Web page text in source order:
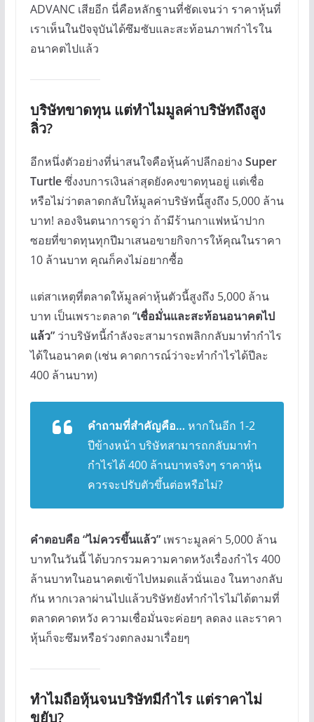
ADVANC เสียอีก นี่คือหลักฐานที่ชัดเจนว่า ราคาหุ้นที่
เราเห็นในปัจจุบันได้ซึมซับและสะท้อนภาพกำไรใน
อนาคตไปแล้ว
บริษัทขาดทุน แต่ทำไมมูลค่าบริษัทถึงสูง
ลิ่ว?
อีกหนึ่งตัวอย่างที่น่าสนใจคือหุ้นค้าปลีกอย่าง Super
Turtleซึ่งงบการเงินล่าสุดยังคงขาดทุนอยู่ แต่เชื่อ
หรือไม่ว่าตลาดกลับให้มูลค่าบริษัทนี้สูงถึง 5,000 ล้าน
บาท! ลองจินตนาการดูว่า ถ้ามีร้านกาแฟหน้าปาก
ซอยที่ขาดทุนทุกปีมาเสนอขายกิจการให้คุณในราคา
10 ล้านบาท คุณก็คงไม่อยากซื้อ
แต่สาเหตุที่ตลาดให้มูลค่าหุ้นตัวนี้สูงถึง 5,000 ล้าน
บาท เป็นเพราะตลาด“เชื่อมั่นและสะท้อนอนาคตไป
แล้ว”ว่าบริษัทนี้กำลังจะสามารถพลิกกลับมาทำกำไร
ได้ในอนาคต (เช่น คาดการณ์ว่าจะทำกำไรได้ปีละ
400 ล้านบาท)
คำถามที่สำคัญคือ… หากในอีก 1-2
ปีข้างหน้า บริษัทสามารถกลับมาทำ
กำไรได้ 400 ล้านบาทจริงๆ ราคาหุ้น
ควรจะปรับตัวขึ้นต่อหรือไม่?
คำตอบคือ “ไม่ควรขึ้นแล้ว”เพราะมูลค่า 5,000 ล้าน
บาทในวันนี้ ได้บวกรวมความคาดหวังเรื่องกำไร 400
ล้านบาทในอนาคตเข้าไปหมดแล้วนั่นเอง ในทางกลับ
กัน หากเวลาผ่านไปแล้วบริษัทยังทำกำไรไม่ได้ตามที่
ตลาดคาดหวัง ความเชื่อมั่นจะค่อยๆ ลดลง และราคา
หุ้นก็จะซึมหรือร่วงตกลงมาเรื่อยๆ
ทำไมถือหุ้นจนบริษัทมีกำไร แต่ราคาไม่
ขยับ?